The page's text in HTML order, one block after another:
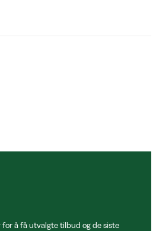
å få utvalgte tilbud og de siste